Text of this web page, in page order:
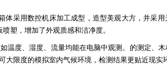
采用数控机床加工成型，造型美观大方，并采用
塑，增加了外观质感和洁净度。
温度、湿度、流量均能在电脑中观测。 的测定、
限度的模拟室内气候环境，检测结果更贴近现实